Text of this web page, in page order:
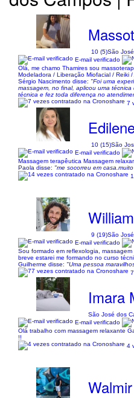
10 (5)São
E-mail verificado
Olá, me chamo Thamires sou
Modeladora / Liberação Miofacial / Reiki
Sérgio Nascimento disse: "Foi uma
massagem, no final, aplicou uma
técnica e fez toda diferença no
7
10 (15)São
E-mail verificado
Massagem terapêutica Massagem
Paola disse: "me socorreu em
9 (19)São
E-mail verificado
Sou formado em reflexologia,
breve estarei me formando no curso
Guilherme disse: "Uma pessoa
Imara
São José dos
E-mail verificado
Olá trabalho com massagem relaxante
!!
4